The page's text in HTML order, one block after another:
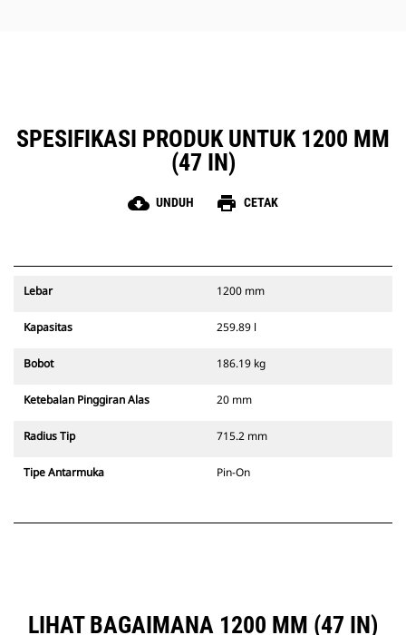
SPESIFIKASI PRODUK UNTUK 1200 MM
(47 IN)
cloud_download UNDUH print CETAK
Lebar 1200 mm
Kapasitas 259.89 l
Bobot 186.19 kg
Ketebalan Pinggiran Alas 20 mm
Radius Tip 715.2 mm
Tipe Antarmuka Pin-On
LIHAT BAGAIMANA 1200 MM (47 IN)